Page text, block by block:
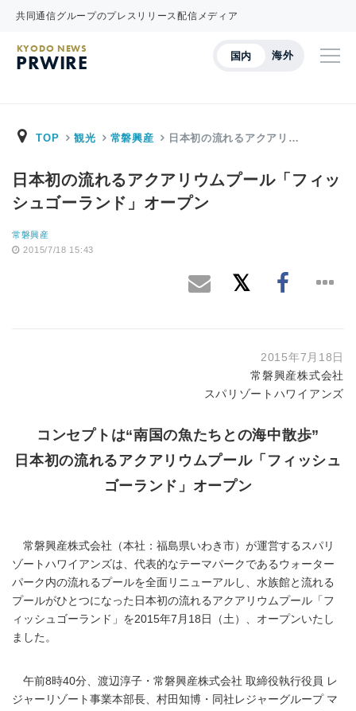
共同通信グループのプレスリリース配信メディア
国内 海外
KYODO NEWS
PRWIRE
TOP 観光 常磐興産 日本初の流れるアクアリ…
日本初の流れるアクアリウムプール「フィッ
シュゴーランド」オープン
常磐興産
2015/7/18 15:43
2015年7月18日
常磐興産株式会社
スパリゾートハワイアンズ
コンセプトは“南国の魚たちとの海中散歩”
日本初の流れるアクアリウムプール「フィッシュ
ゴーランド」オープン
常磐興産株式会社（本社：福島県いわき市）が運営するスパリ
ゾートハワイアンズは、代表的なテーマパークであるウォーター
パーク内の流れるプールを全面リニューアルし、水族館と流れる
プールがひとつになった日本初の流れるアクアリウムプール「フ
ィッシュゴーランド」を2015年7月18日（土）、オープンいたし
ました。
午前8時40分、渡辺淳子・常磐興産株式会社 取締役執行役員 レ
ジャーリゾート事業本部長、村田知博・同社レジャーグループ マ